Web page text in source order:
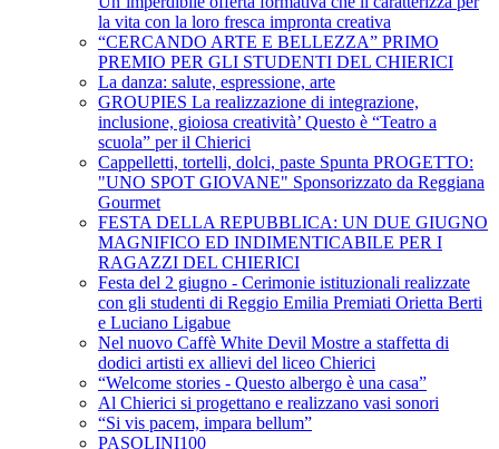
la vita con la loro fresca impronta creativa
“CERCANDO ARTE E BELLEZZA” PRIMO
PREMIO PER GLI STUDENTI DEL CHIERICI
La danza: salute, espressione, arte
GROUPIES La realizzazione di integrazione,
inclusione, gioiosa creatività’ Questo è “Teatro a
scuola” per il Chierici
Cappelletti, tortelli, dolci, paste Spunta PROGETTO:
"UNO SPOT GIOVANE" Sponsorizzato da Reggiana
Gourmet
FESTA DELLA REPUBBLICA: UN DUE GIUGNO
MAGNIFICO ED INDIMENTICABILE PER I
RAGAZZI DEL CHIERICI
Festa del 2 giugno - Cerimonie istituzionali realizzate
con gli studenti di Reggio Emilia Premiati Orietta Berti
e Luciano Ligabue
Nel nuovo Caffè White Devil Mostre a staffetta di
dodici artisti ex allievi del liceo Chierici
“Welcome stories - Questo albergo è una casa”
Al Chierici si progettano e realizzano vasi sonori
“Si vis pacem, impara bellum”
PASOLINI100